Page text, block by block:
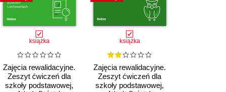
książka
Zajęcia rewalidacyjne.
Zeszyt ćwiczeń dla
szkoły podstawowej,
książka
Zajęcia rewalidacyjne.
Zeszyt ćwiczeń dla
szkoły podstawowej,